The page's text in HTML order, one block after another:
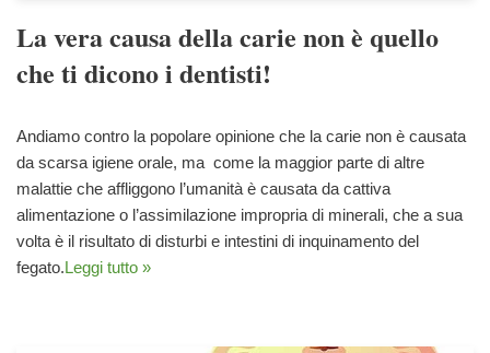
La vera causa della carie non è quello
che ti dicono i dentisti!
Andiamo contro la popolare opinione che la carie non è causata
da scarsa igiene orale, ma come la maggior parte di altre
malattie che affliggono l’umanità è causata da cattiva
alimentazione o l’assimilazione impropria di minerali, che a sua
volta è il risultato di disturbi e intestini di inquinamento del
fegato.Leggi tutto »